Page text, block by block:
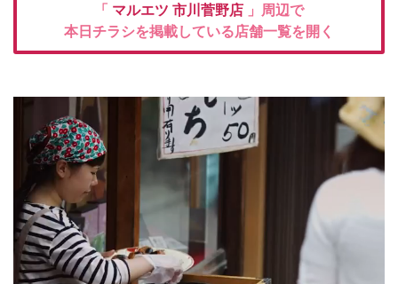
「 マルエツ 市川菅野店 」周辺で
本日チラシを掲載している店舗一覧を開く